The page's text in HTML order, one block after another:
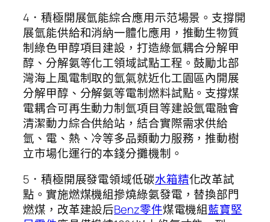
4．積極開展氫能綜合應用示范場景。支撐開
展氫能供給和消納一體化應用，推動生物質
制綠色甲醇項目建設，打造綠氫耦合分解甲
醇、分解氨等化工領域試點工程。鼓勵北部
灣海上風電制取的氫氣就近化工園區內開展
分解甲醇、分解氨等電制燃料試點。支撐煤
電耦合可再生動力制氫項目等建設氫電融會
清潔動力綜合供給站，結合實際需求供給
氫、電、熱、冷等多品類動力服務，推動樹
立市場化運行的本錢分攤機制。
5．積極開展發電領域低碳水箱精化改革試
點。實施燃煤機組摻燒綠氨發電，替換部門
燃煤，改革建設后Benz零件煤電機組藍寶堅